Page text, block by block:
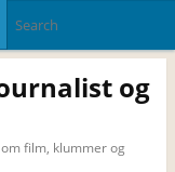
og
film, klummer og